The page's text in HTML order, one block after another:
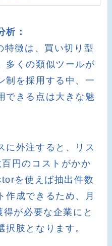
析：
徴は、買い切り型
多くの類似ツールが
制を採用する中、一
できる点は大きな魅
に外注すると、リス
円のコストがかか
を使えば抽出件数
作成できるため、月
が必要な企業にと
択肢となります。